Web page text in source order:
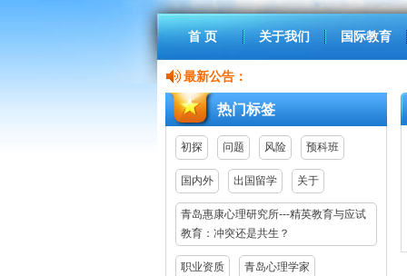
首 页 关于我们 国际教育
最新公告：
热门标签
初探 问题 风险 预科班
国内外 出国留学 关于
青岛惠康心理研究所---精英教育与应试
教育：冲突还是共生？
职业资质 青岛心理学家